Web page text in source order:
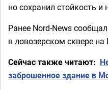
но сохранил стойкость и
Ранее Nord-News
в ловозерском сквере на
Сейчас также читают:
заброшенное здание в